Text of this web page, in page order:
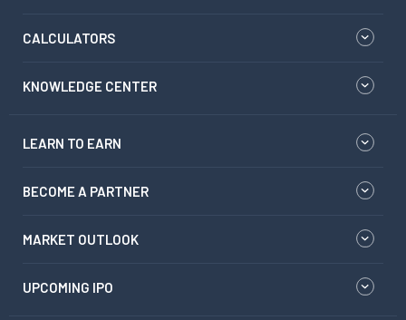
CALCULATORS
KNOWLEDGE CENTER
LEARN TO EARN
BECOME A PARTNER
MARKET OUTLOOK
UPCOMING IPO